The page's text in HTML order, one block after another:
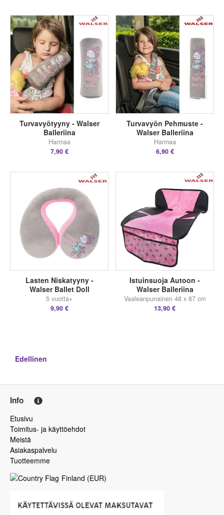
Turvavyötyyny - Walser
Balleriina
Harmaa
7,90 €
Turvavyön Pehmuste -
Walser Balleriina
Harmaa
6,90 €
Lasten Niskatyyny -
Walser Ballet Doll
5 vuotta+
9,90 €
Istuinsuoja Autoon -
Walser Balleriina
Vaaleanpunainen 48 x 87 cm
13,90 €
Edellinen
Info
Etusivu
Toimitus- ja käyttöehdot
Meistä
Asiakaspalvelu
Tuotteemme
Finland (EUR)